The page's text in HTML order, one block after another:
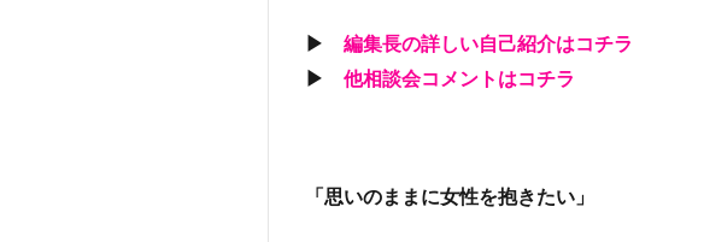
▶ 編集長の詳しい自己紹介はコチラ
▶ 他相談会コメントはコチラ
「思いのままに女性を抱きたい」